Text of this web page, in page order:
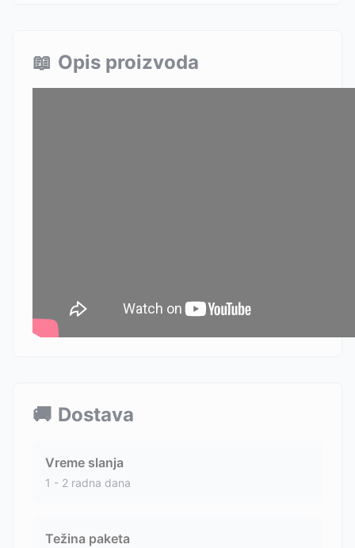
📖 Opis proizvoda
🚚 Dostava
Vreme slanja
1 - 2 radna dana
Težina paketa